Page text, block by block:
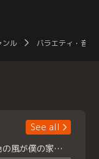
ンル バラエティ・音楽
See all
浮所飛貴主演！ 【夏色の風が僕の家にやってきた】 本日よりテラサで独占配信スタート！